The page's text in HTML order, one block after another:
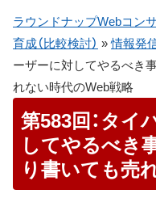
ラウンドナップWebコン
育成（比較検討） »情報発
ーザーに対してやるべき
れない時代のWeb戦略
第583回：タイ
してやるべき
り書いても売